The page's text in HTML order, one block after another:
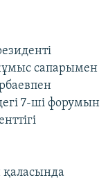
сапарымен
7-ші форумын